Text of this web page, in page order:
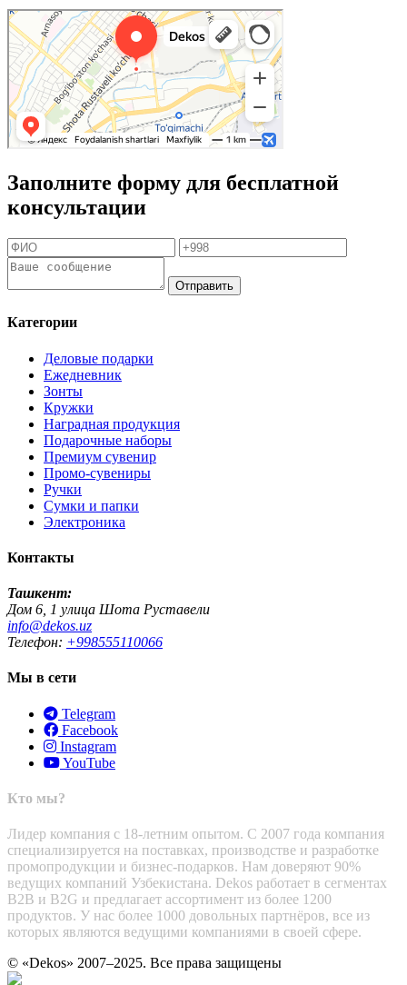
Заполните форму для бесплатной
консультации
Отправить
Категории
Деловые подарки
Ежедневник
Зонты
Кружки
Наградная продукция
Подарочные наборы
Премиум сувенир
Промо-сувениры
Ручки
Сумки и папки
Электроника
Контакты
Ташкент:
Дом 6, 1 улица Шота Руставели
info@dekos.uz
Телефон: +998555110066
Мы в сети
Telegram
Facebook
Instagram
YouTube
Кто мы?
Лидер компания с 18-летним опытом. С 2007 года компания
специализируется на поставках, производстве и разработке
промопродукции и бизнес-подарков. Нам доверяют 90%
ведущих компаний Узбекистана. Dekos работает в сегментах
B2B и B2G и предлагает ассортимент из более 1200
продуктов. У нас более 1000 довольных партнёров, все из
которых являются ведущими компаниями в своей сфере.
© «Dekos» 2007–2025. Все права защищены